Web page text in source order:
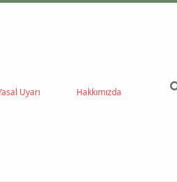
Uyarı Hakkımızda